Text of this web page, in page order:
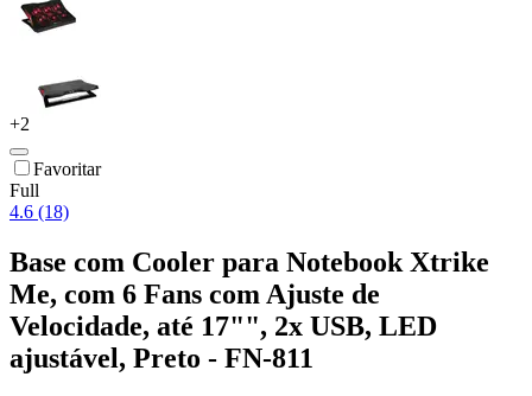
+2
Favoritar
Full
4.6 (18)
Base com Cooler para Notebook Xtrike
Me, com 6 Fans com Ajuste de
Velocidade, até 17"", 2x USB, LED
ajustável, Preto - FN-811